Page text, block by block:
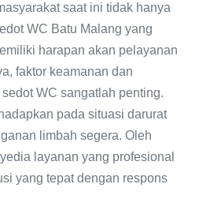
saat ini tidak hanya
WC Batu Malang yang
harapan akan pelayanan
faktor keamanan dan
WC sangatlah penting.
pada situasi darurat
limbah segera. Oleh
layanan yang profesional
yang tepat dengan respons